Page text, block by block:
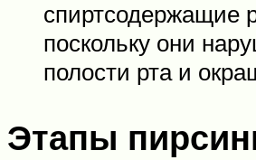
спиртсодержащие
поскольку они
полости рта и
Этапы